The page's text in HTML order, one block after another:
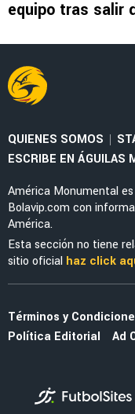
FEMENIL
Priscila da Silva
Femenil y